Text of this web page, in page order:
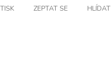
TISK ZEPTAT SE HLÍDAT